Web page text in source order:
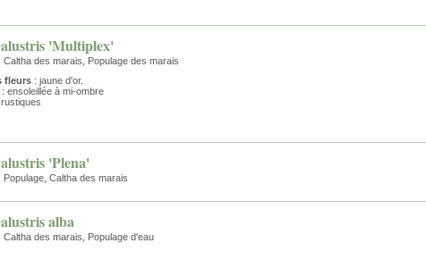
'Multiplex'
Caltha des marais, Populage des marais
fleurs : jaune d'or.
: ensoleillée à mi-ombre
'Plena'
Populage, Caltha des marais
alba
Caltha des marais, Populage d'eau